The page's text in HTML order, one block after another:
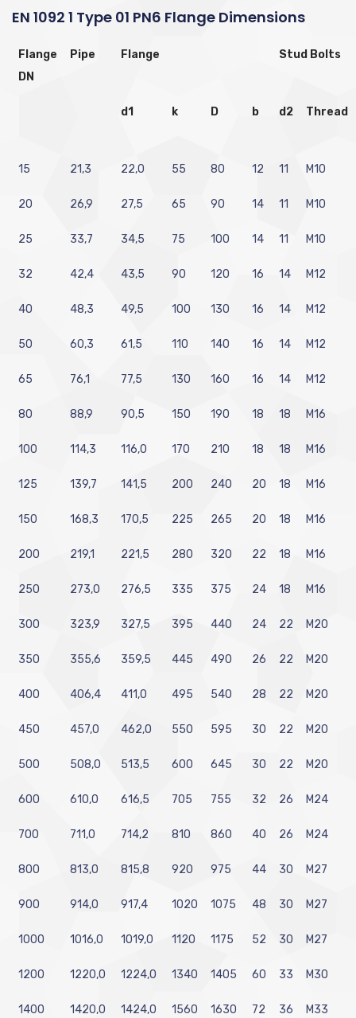
EN 1092 1 Type 01 PN6 Flange Dimensions
Flange
DN
Pipe Flange Stud Bolts
d1 k D b d2 Thread
15 21,3 22,0 55 80 12 11 M10
20 26,9 27,5 65 90 14 11 M10
25 33,7 34,5 75 100 14 11 M10
32 42,4 43,5 90 120 16 14 M12
40 48,3 49,5 100 130 16 14 M12
50 60,3 61,5 110 140 16 14 M12
65 76,1 77,5 130 160 16 14 M12
80 88,9 90,5 150 190 18 18 M16
100 114,3 116,0 170 210 18 18 M16
125 139,7 141,5 200 240 20 18 M16
150 168,3 170,5 225 265 20 18 M16
200 219,1 221,5 280 320 22 18 M16
250 273,0 276,5 335 375 24 18 M16
300 323,9 327,5 395 440 24 22 M20
350 355,6 359,5 445 490 26 22 M20
400 406,4 411,0 495 540 28 22 M20
450 457,0 462,0 550 595 30 22 M20
500 508,0 513,5 600 645 30 22 M20
600 610,0 616,5 705 755 32 26 M24
700 711,0 714,2 810 860 40 26 M24
800 813,0 815,8 920 975 44 30 M27
900 914,0 917,4 1020 1075 48 30 M27
1000 1016,0 1019,0 1120 1175 52 30 M27
1200 1220,0 1224,0 1340 1405 60 33 M30
1400 1420,0 1424,0 1560 1630 72 36 M33